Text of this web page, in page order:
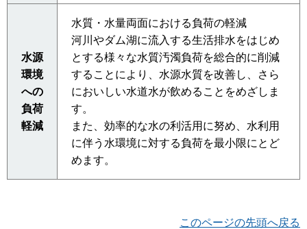
水源
環境
への
負荷
軽減
水質・水量両面における負荷の軽減
河川やダム湖に流入する生活排水をはじめ
とする様々な水質汚濁負荷を総合的に削減
することにより、水源水質を改善し、さら
においしい水道水が飲めることをめざしま
す。
また、効率的な水の利活用に努め、水利用
に伴う水環境に対する負荷を最小限にとど
めます。
このページの先頭へ戻る